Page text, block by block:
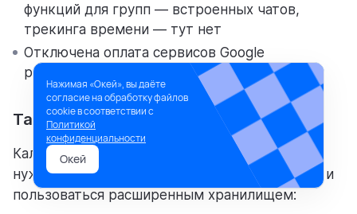
функций для групп — встроенных чатов,
трекинга времени — тут нет
Отключена оплата сервисов Google
российскими картами
Тарифы
Календарь от Google бесплатный, подписка
нужна, чтобы использовать больше сервисов и
пользоваться расширенным хранилищем:
Нажимая «Окей», вы даёте
согласие на обработку файлов
cookie в соответствии с
Политикой
конфиденциальности
Окей